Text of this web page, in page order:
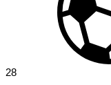
28